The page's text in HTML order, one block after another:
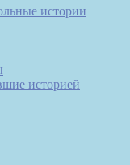
истории
историей